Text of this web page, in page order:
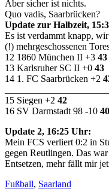
Aber sicher ist nichts.
Quo vadis, Saarbrücken?
Update zur Halbzeit,
Es ist verdammt knapp,
(!) mehrgeschossenen
12 1860 München II +3 43
13 Karlsruher SC II +0 43
14 1. FC Saarbrücken +2
15 Siegen +2 42
16 SV Darmstadt 98 -10 40
Update 2, 16:25 Uhr:
Mein FCS verliert 0:2 in
gegen Reutlingen. Das
Entsetzen, mehr fällt mir
Fußball, Saarland